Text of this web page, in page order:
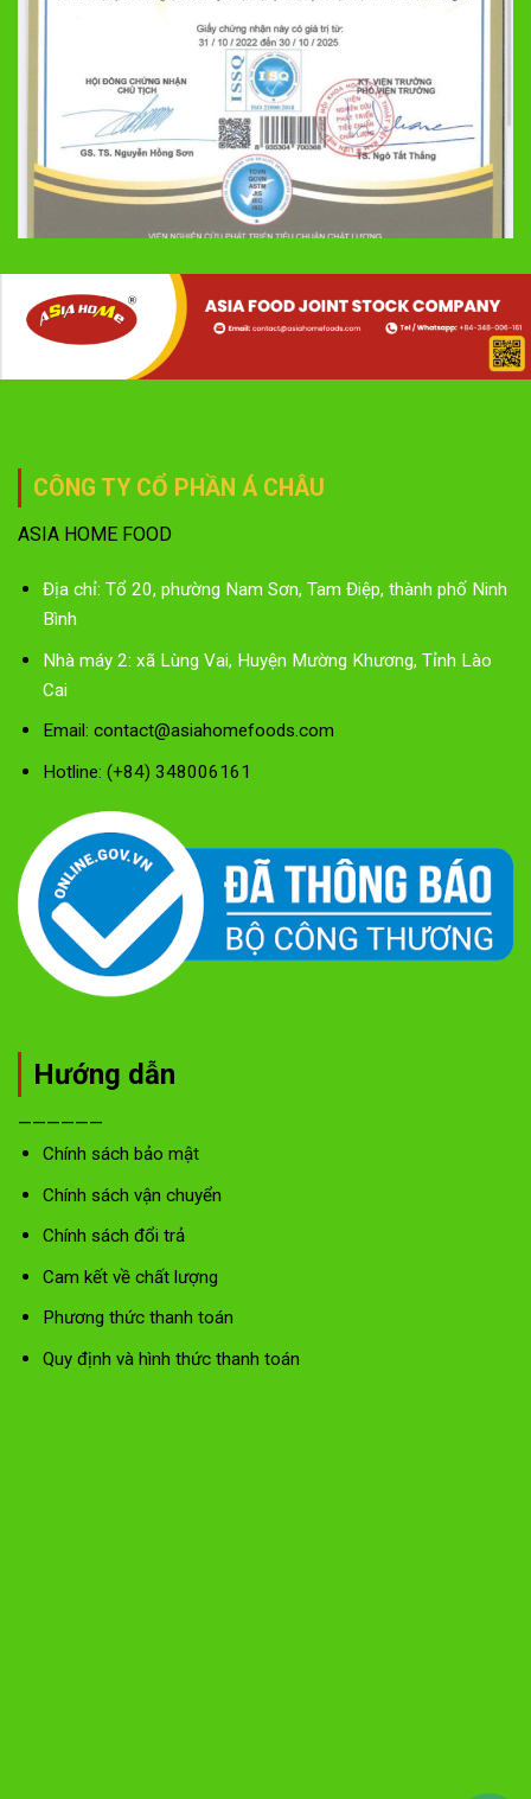
CÔNG TY CỔ PHẦN Á CHÂU
ASIA HOME FOOD
Địa chỉ: Tổ 20, phường Nam Sơn, Tam Điệp, thành phố Ninh
Bình
Nhà máy 2: xã Lùng Vai, Huyện Mường Khương, Tỉnh Lào
Cai
Email: contact@asiahomefoods.com
Hotline: (+84) 348006161
Hướng dẫn
——————
Chính sách bảo mật
Chính sách vận chuyển
Chính sách đổi trả
Cam kết về chất lượng
Phương thức thanh toán
Quy định và hình thức thanh toán